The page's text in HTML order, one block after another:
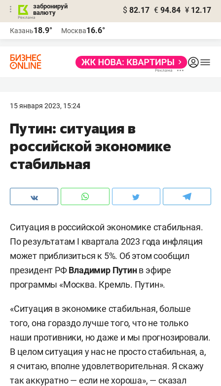
забронируй
валюту
$ 82.17 € 94.84 ¥ 12.17
Казань18.9° Москва16.6°
15 января 2023, 15:24
Путин: ситуация в
российской экономике
стабильная
Ситуация в российской экономике стабильная.
По результатам I квартала 2023 года инфляция
может приблизиться к 5%. Об этом сообщил
президент РФВладимир Путинв эфире
программы «Москва. Кремль. Путин».
«Ситуация в экономике стабильная, больше
того, она гораздо лучше того, что не только
наши противники, но даже и мы прогнозировали.
В целом ситуация у нас не просто стабильная, а,
я считаю, вполне удовлетворительная. Я скажу
так аккуратно — если не хороша», — сказал